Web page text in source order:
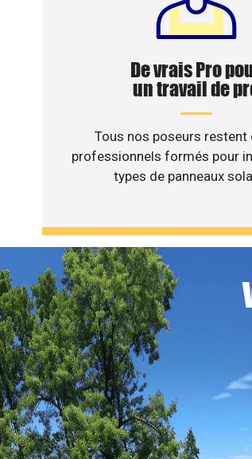
De vrais Pro
un travail de
Tous nos poseurs restent
professionnels formés pour
types de panneaux